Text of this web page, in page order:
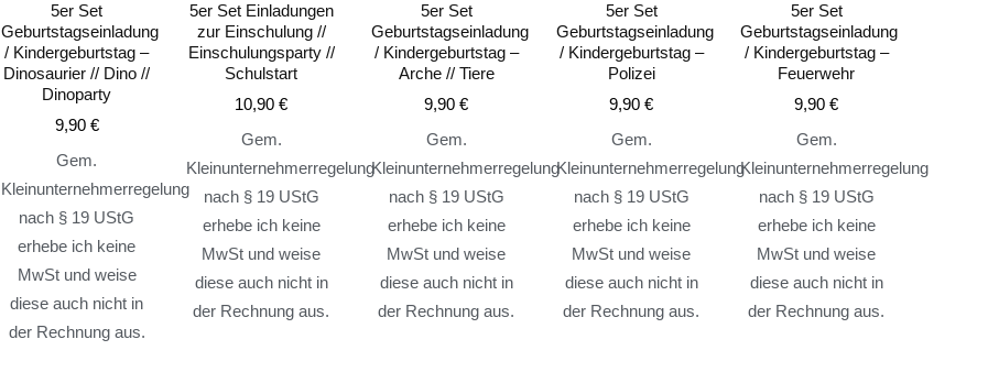
5er Set
Geburtstagseinladung
/ Kindergeburtstag –
Dinosaurier // Dino //
Dinoparty
9,90 €
Gem.
Kleinunternehmerregelung
nach § 19 UStG
erhebe ich keine
MwSt und weise
diese auch nicht in
der Rechnung aus.
5er Set Einladungen
zur Einschulung //
Einschulungsparty //
Schulstart
10,90€
Gem.
Kleinunternehmerregelung
nach § 19 UStG
erhebe ich keine
MwSt und weise
diese auch nicht in
der Rechnung aus.
5er Set
Geburtstagseinladung
/ Kindergeburtstag –
Arche // Tiere
9,90€
Gem.
Kleinunternehmerregelung
nach § 19 UStG
erhebe ich keine
MwSt und weise
diese auch nicht in
der Rechnung aus.
5er Set
Geburtstagseinladung
/ Kindergeburtstag –
Polizei
9,90€
Gem.
Kleinunternehmerregelung
nach § 19 UStG
erhebe ich keine
MwSt und weise
diese auch nicht in
der Rechnung aus.
5er Set
Geburtstagseinladung
/ Kindergeburtstag –
Feuerwehr
9,90 €
Gem.
Kleinunternehmerregelung
nach § 19 UStG
erhebe ich keine
MwSt und weise
diese auch nicht in
der Rechnung aus.